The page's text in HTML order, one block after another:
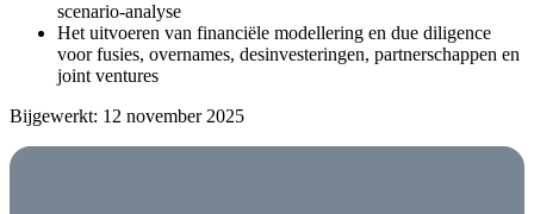
scenario-analyse
Het uitvoeren van financiële modellering en due diligence
voor fusies, overnames, desinvesteringen, partnerschappen en
joint ventures
Bijgewerkt: 12 november 2025